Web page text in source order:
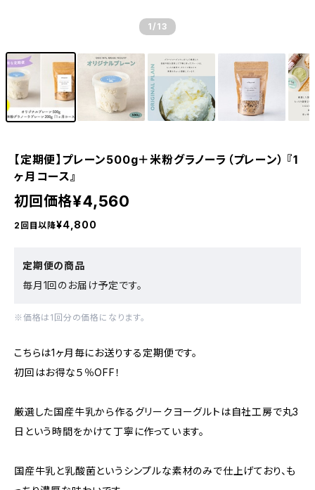
1 /13
【定期便】プレーン500g＋米粉グラノーラ（プレーン） 『1
ヶ月コース』
初回価格¥4,560
2回目以降¥4,800
定期便の商品
毎月1回のお届け予定です。
※価格は1回分の価格になります。
こちらは1ヶ月毎にお送りする定期便です。
初回はお得な５％OFF！
厳選した国産牛乳から作るグリークヨーグルトは自社工房で丸3
日という時間をかけて丁寧に作っています。
国産牛乳と乳酸菌というシンプルな素材のみで仕上げており、も